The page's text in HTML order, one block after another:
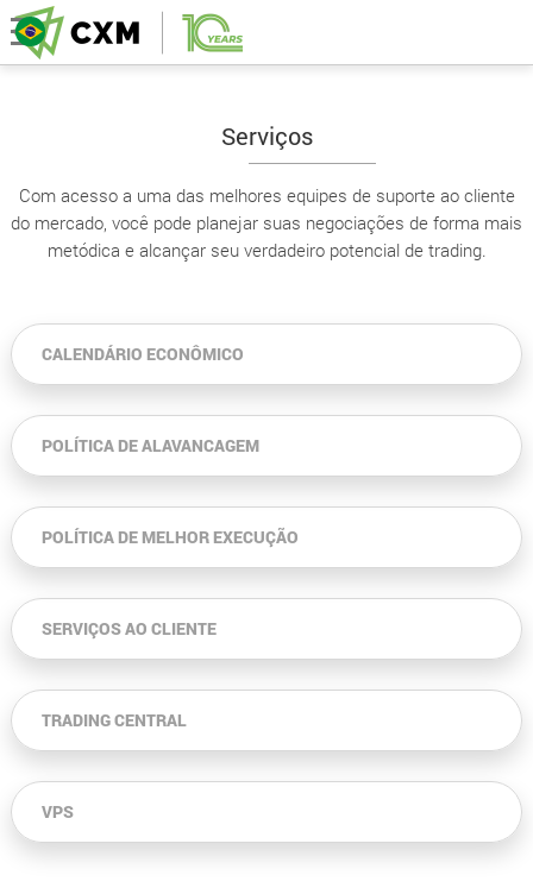
Serviços
Com acesso a uma das melhores equipes de suporte ao cliente
do mercado, você pode planejar suas negociações de forma mais
metódica e alcançar seu verdadeiro potencial de trading.
CALENDÁRIO ECONÔMICO
POLÍTICA DE ALAVANCAGEM
POLÍTICA DE MELHOR EXECUÇÃO
SERVIÇOS AO CLIENTE
TRADING CENTRAL
VPS